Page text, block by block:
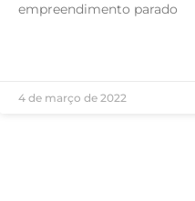
empreendimento parado
4 de março de 2022